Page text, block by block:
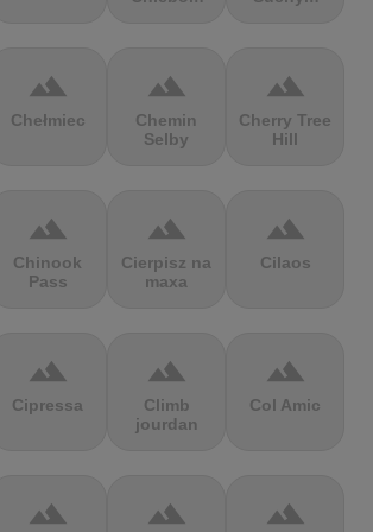
terrain
Chełmiec
terrain
Chemin
Selby
terrain
Cherry Tree
Hill
terrain
Chinook
Pass
terrain
Cierpisz na
maxa
terrain
Cilaos
terrain
Cipressa
terrain
Climb
jourdan
terrain
Col Amic
terrain terrain terrain